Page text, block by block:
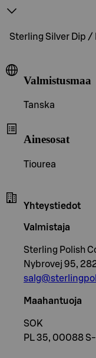
Sterling Silver Dip /
Valmistusmaa
Tanska
Ainesosat
Tiourea
Yhteystiedot
Valmistaja
Sterling Polish
Nybrovej 95,
Maahantuoja
SOK
PL 35, 00088